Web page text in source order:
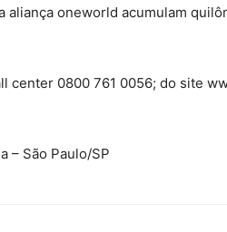
aliança oneworld acumulam
center 0800 761 0056; do site
– São Paulo/SP